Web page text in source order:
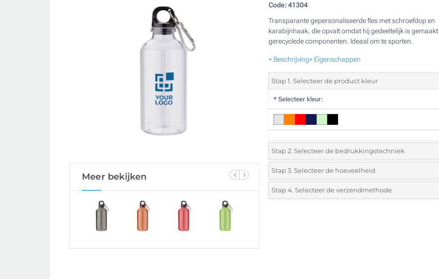
Meer bekijken
Code:41304
Transparante gepersonaliseerde fles met schroefdop en
karabijnhaak, die opvalt omdat hij gedeeltelijk is gemaakt
gerecyclede componenten. Ideaal om te sporten.
+ Beschrijving+ Eigenschappen
Stap 1. Selecteer de product kleur
* Selecteer kleur:
Stap 2. Selecteer de bedrukkingstechniek
*Selecteer de bedrukking en kleuren van het logo:
1 Kleur (Aan een kant)
Stap 3. Selecteer de hoeveelheid
*Selecteer uit de lijst of voeg het gewenste aantal in
Stap 4. Selecteer de verzendmethode